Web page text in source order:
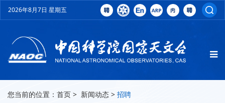
2026年8月7日 星期五
您当前的位置： 首页 > 新闻动态 > 招聘